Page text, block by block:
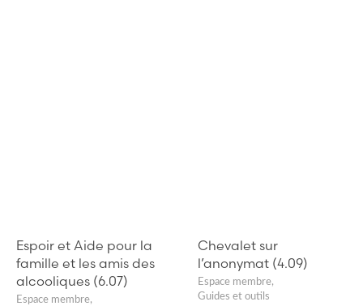
Espoir et Aide pour la
famille et les amis des
alcooliques (6.07)
Espace membre,
Chevalet sur
l’anonymat (4.09)
Espace membre,
Guides et outils